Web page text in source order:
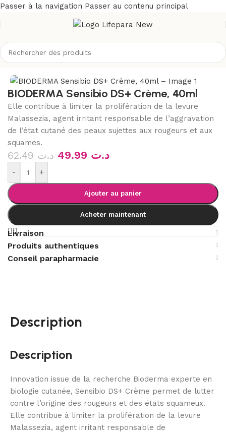
Passer à la navigation Passer au contenu principal
/Boutique/Visage/Soins anti-rougeurs et peau sensible
BIODERMA Sensibio DS+ Crème, 40ml
Elle contribue à limiter la prolifération de la levure
Malassezia, agent irritant responsable de l’aggravation
de l’état cutané des peaux sujettes aux rougeurs et aux
squames.
د.ت62.49 د.ت
- +
Ajouter au panier
Acheter maintenant
Livraison
Produits authentiques
Conseil parapharmacie
Description
Description
Innovation issue de la recherche Bioderma experte en
biologie cutanée, Sensibio DS+ Crème permet de lutter
contre l’origine des rougeurs et des états squameux.
Elle contribue à limiter la prolifération de la levure
Malassezia, agent irritant responsable de